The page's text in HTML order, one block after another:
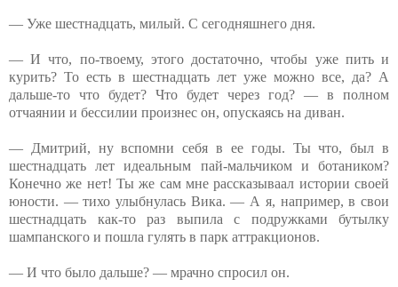
— Уже шестнадцать, милый. С сегодняшнего дня.
— И что, по-твоему, этого достаточно, чтобы уже пить и
курить? То есть в шестнадцать лет уже можно все, да? А
дальше-то что будет? Что будет через год? — в полном
отчаянии и бессилии произнес он, опускаясь на диван.
— Дмитрий, ну вспомни себя в ее годы. Ты что, был в
шестнадцать лет идеальным пай-мальчиком и ботаником?
Конечно же нет! Ты же сам мне рассказываал истории своей
юности. — тихо улыбнулась Вика. — А я, например, в свои
шестнадцать как-то раз выпила с подружками бутылку
шампанского и пошла гулять в парк аттракционов.
— И что было дальше? — мрачно спросил он.